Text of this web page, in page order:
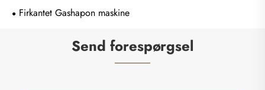
Firkantet Gashapon maskine
Send forespørgsel